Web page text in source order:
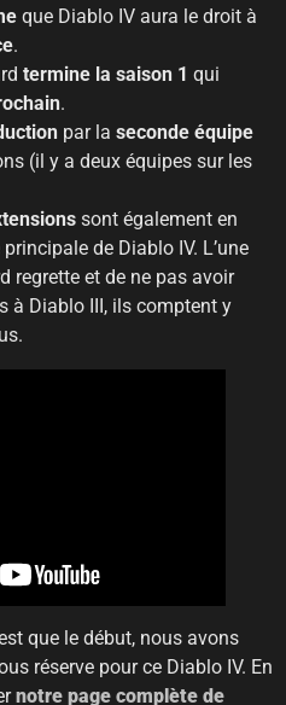
que Diablo IV aura le droit à
.
termine la saison 1 qui
.
par la seconde équipe
(il y a deux équipes sur les
sont également en
de Diablo IV. L’une
regrette et de ne pas avoir
à Diablo III, ils comptent y
que le début, nous avons
réserve pour ce Diablo IV. En
notre page complète de